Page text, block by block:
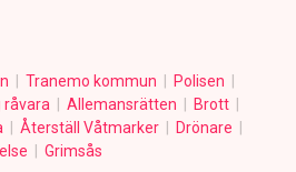
Tranemo kommun
Polisen
råvara
Allemansrätten
Brott
Återställ Våtmarker
Drönare
Grimsås